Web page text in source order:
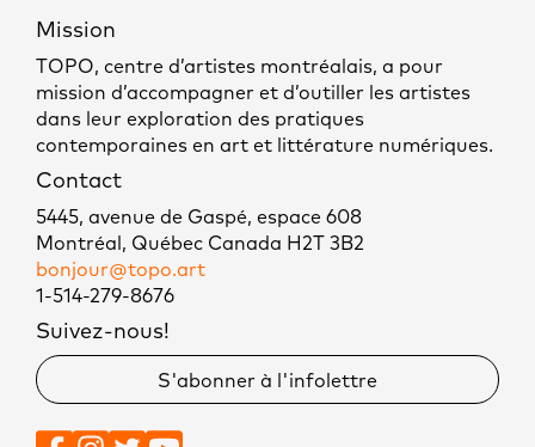
Mission
TOPO, centre d’artistes montréalais, a pour
mission d’accompagner et d’outiller les artistes
dans leur exploration des pratiques
contemporaines en art et littérature numériques.
Contact
5445, avenue de Gaspé, espace 608
Montréal, Québec Canada H2T 3B2
bonjour@topo.art
1-514-279-8676
Suivez-nous!
S'abonner à l'infolettre